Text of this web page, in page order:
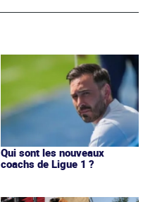
Qui sont les nouveaux
coachs de Ligue 1 ?